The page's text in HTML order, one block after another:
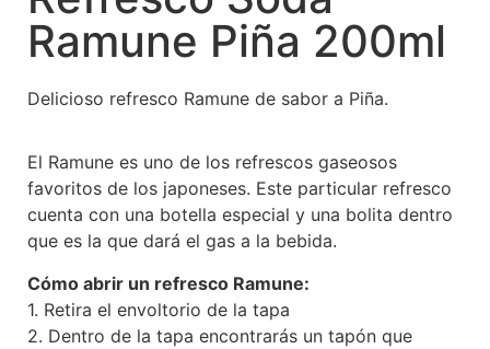
Ramune Piña 200ml
Delicioso refresco Ramune de sabor a Piña.
El Ramune es uno de los refrescos gaseosos
favoritos de los japoneses. Este particular refresco
cuenta con una botella especial y una bolita dentro
que es la que dará el gas a la bebida.
Cómo abrir un refresco Ramune:
1. Retira el envoltorio de la tapa
2. Dentro de la tapa encontrarás un tapón que